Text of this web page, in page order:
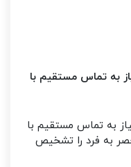
به تماس مستقیم با
به تماس مستقیم با
به فرد را تشخیص